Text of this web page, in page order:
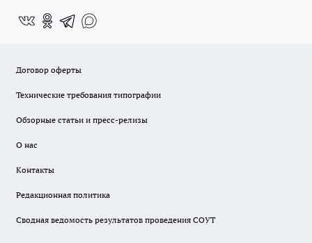
Договор оферты
Технические требования типографии
Обзорные статьи и пресс-релизы
О нас
Контакты
Редакционная политика
Сводная ведомость результатов проведения СОУТ